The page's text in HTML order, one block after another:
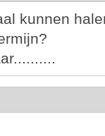
kunnen